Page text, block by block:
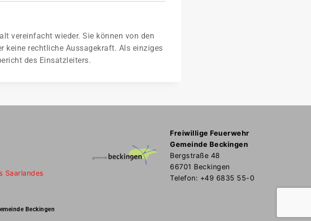
vereinfacht wieder. Sie können von den
keine rechtliche Aussagekraft. Als einziges
des Einsatzleiters.
Saarlandes
Freiwillige Feuerwehr
Gemeinde Beckingen
Bergstraße 48
66701 Beckingen
Telefon: +49 6835 55-0
Beckingen